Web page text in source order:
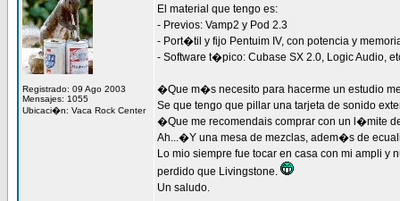
Registrado: 09 Ago 2003
Mensajes: 1055
Ubicaci�n: Vaca Rock Center
El material que tengo es:
- Previos: Vamp2 y Pod 2.3
- Port�til y fijo Pentuim IV, con potencia y
- Software t�pico: Cubase SX 2.0, Logic Audio,
�Que m�s necesito para hacerme un estudio
Se que tengo que pillar una tarjeta de sonido
�Que me recomendais comprar con un l�mite
Ah...�Y una mesa de mezclas, adem�s de
Lo mio siempre fue tocar en casa con mi ampli
perdido que Livingstone.
Un saludo.